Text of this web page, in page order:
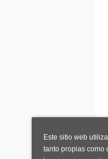
Este sitio web
tanto propias como